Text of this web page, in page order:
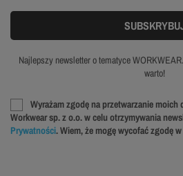
Najlepszy newsletter o tematyce
warto!
Wyrażam zgodę na przetwarzanie
Workwear sp. z o.o. w celu otrzymywania
Prywatności. Wiem, że mogę wycofać zgodę